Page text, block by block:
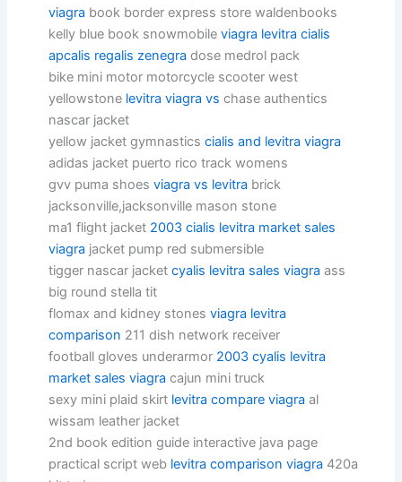
viagra book border express store waldenbooks
kelly blue book snowmobileviagra levitra cialis
apcalis regalis zenegra dose medrol pack
bike mini motor motorcycle scooter west
yellowstone levitra viagra vs chase authentics
nascar jacket
yellow jacket gymnasticscialis and levitra viagra
adidas jacket puerto rico track womens
gvv puma shoesviagra vs levitra brick
jacksonville,jacksonville mason stone
ma1 flight jacket 2003 cialis levitra market sales
viagra jacket pump red submersible
tigger nascar jacketcyalis levitra sales viagra ass
big round stella tit
flomax and kidney stonesviagra levitra
comparison 211 dish network receiver
football gloves underarmor 2003 cyalis levitra
market sales viagra cajun mini truck
sexy mini plaid skirt levitra compare viagra al
wissam leather jacket
2nd book edition guide interactive java page
practical script web levitra comparison viagra 420a